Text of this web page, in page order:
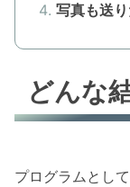
写真も送
どんな
プログラムとし